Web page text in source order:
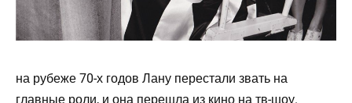
на рубеже 70-х годов Лану перестали звать на
главные роли, и она перешла из кино на тв-шоу.